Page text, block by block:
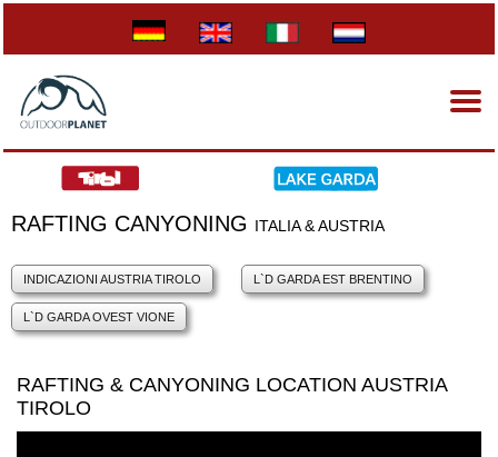
RAFTING CANYONING ITALIA & AUSTRIA
INDICAZIONI AUSTRIA TIROLO L`D GARDA EST BRENTINO
L`D GARDA OVEST VIONE
RAFTING & CANYONING LOCATION AUSTRIA
TIROLO